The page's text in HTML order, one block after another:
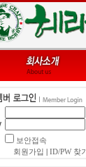
보안접속
회원가입
ID/PW 찾기